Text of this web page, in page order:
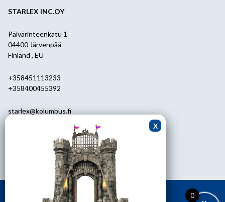
STARLEX INC.OY
Päivärinteenkatu 1
04400 Järvenpää
Finland , EU
+358451113233
+358400455392
starlex@kolumbus.fi
ark.klo 08.30-17.00
0